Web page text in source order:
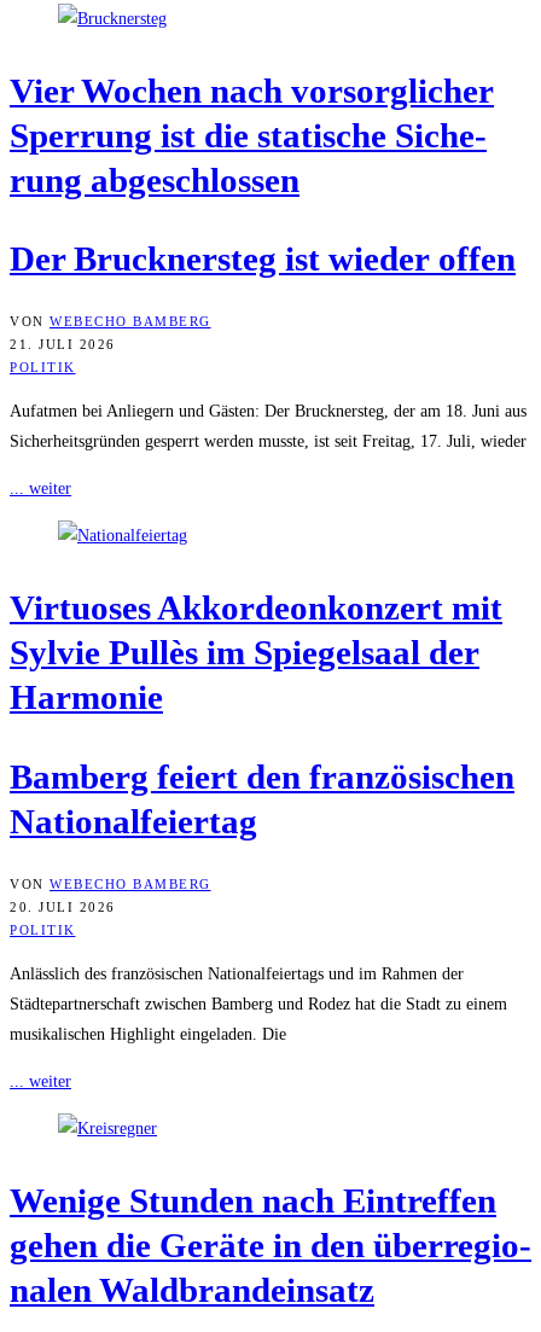
Vier Wochen nach vor­sorg­li­cher
Sper­rung ist die sta­ti­sche Siche­
rung abgeschlossen
Der Bruck­ner­steg ist wie­der offen
VON WEBECHO BAMBERG
21. JULI 2026
POLITIK
Aufatmen bei Anliegern und Gästen: Der Brucknersteg, der am 18. Juni aus
Sicherheitsgründen gesperrt werden musste, ist seit Freitag, 17. Juli, wieder
... weiter
Vir­tuo­ses Akkor­de­on­kon­zert mit
Syl­vie Pul­lès im Spie­gel­saal der
Harmonie
Bam­berg fei­ert den fran­zö­si­schen
Nationalfeiertag
VON WEBECHO BAMBERG
20. JULI 2026
POLITIK
Anlässlich des französischen Nationalfeiertags und im Rahmen der
Städtepartnerschaft zwischen Bamberg und Rodez hat die Stadt zu einem
musikalischen Highlight eingeladen. Die
... weiter
Weni­ge Stun­den nach Ein­tref­fen
gehen die Gerä­te in den über­re­gio­
na­len Waldbrandeinsatz